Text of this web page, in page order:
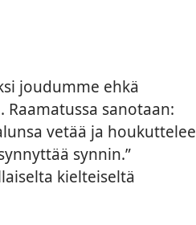
joudumme ehkä
sanotaan:
vetää ja houkuttelee
synnin.”
kielteiseltä